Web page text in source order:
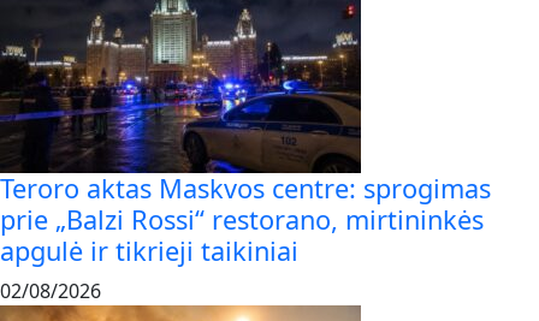
Teroro aktas Maskvos centre: sprogimas
prie „Balzi Rossi“ restorano, mirtininkės
apgulė ir tikrieji taikiniai
02/08/2026